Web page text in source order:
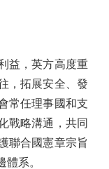
，英方高度重
，拓展安全、發
常任理事國和支
戰略溝通，共同
聯合國憲章宗旨
系。